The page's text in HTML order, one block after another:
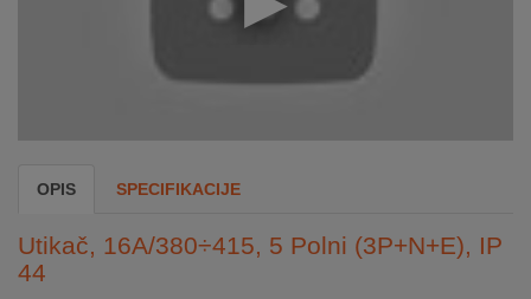
MOJ
NALOG
OPIS SPECIFIKACIJE
Utikač, 16A/380÷415, 5 Polni (3P+N+E), IP
44